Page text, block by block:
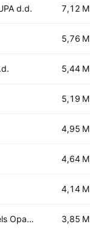
d.d. 7,12 M
5,76 M
5,44 M
5,19 M
4,95 M
4,64 M
4,14 M
Liburnia Riviera Hotels Opatija 3,85 M